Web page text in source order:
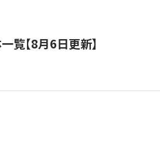
【8月6日更新】